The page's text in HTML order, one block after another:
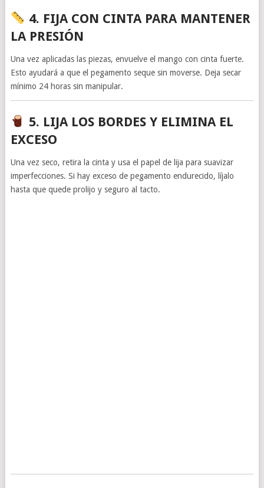
4. FIJA CON CINTA PARA MANTENER
LA PRESIÓN
Una vez aplicadas las piezas, envuelve el mango con cinta fuerte.
Esto ayudará a que el pegamento seque sin moverse. Deja secar
mínimo 24 horas sin manipular.
5. LIJA LOS BORDES Y ELIMINA EL
EXCESO
Una vez seco, retira la cinta y usa el papel de lija para suavizar
imperfecciones. Si hay exceso de pegamento endurecido, líjalo
hasta que quede prolijo y seguro al tacto.